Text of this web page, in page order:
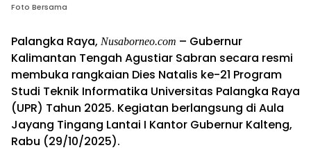
Foto Bersama
Palangka Raya, Nusaborneo.com – Gubernur
Kalimantan Tengah Agustiar Sabran secara resmi
membuka rangkaian Dies Natalis ke-21 Program
Studi Teknik Informatika Universitas Palangka Raya
(UPR) Tahun 2025. Kegiatan berlangsung di Aula
Jayang Tingang Lantai I Kantor Gubernur Kalteng,
Rabu (29/10/2025).